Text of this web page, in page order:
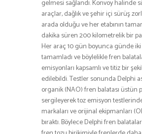
gelmesi sağlandı. Konvoy halinde
araçlar, dağlık ve şehir içi sürüş
arada olduğu ve her etabının
dakika süren 200 kilometrelik bir
Her araç 10 gün boyunca günde
tamamladı ve böylelikle fren
emisyonları kapsamlı ve titiz bir
edilebildi. Testler sonunda Delphi
organik (NAO) fren balatası üstün
sergileyerek toz emisyon
markaları ve orijinal ekipmanları
bıraktı. Böylece Delphi fren